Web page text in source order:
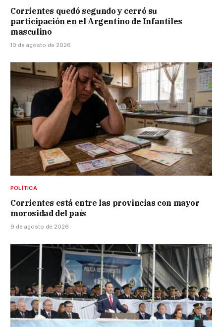
Corrientes quedó segundo y cerró su
participación en el Argentino de Infantiles
masculino
10 de agosto de 2026
POLÍTICA
Corrientes está entre las provincias con mayor
morosidad del país
9 de agosto de 2026